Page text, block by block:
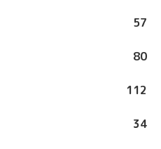
57
80
112
34